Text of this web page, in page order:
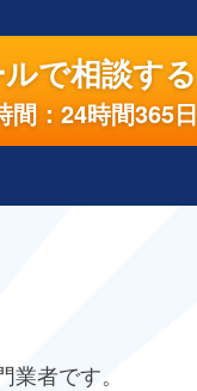
で相談する
間：24時間365日
者です。